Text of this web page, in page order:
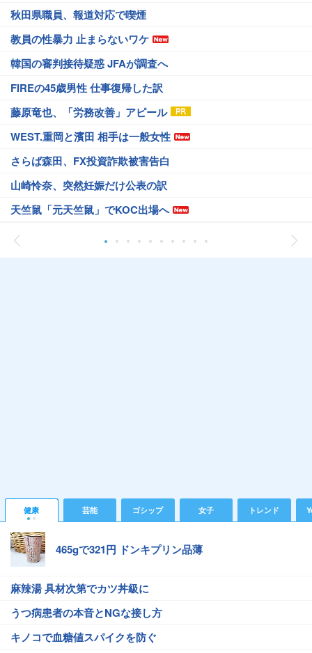
秋田県職員、報道対応で喫煙
教員の性暴力 止まらないワケ
韓国の審判接待疑惑 JFAが調査へ
FIREの45歳男性 仕事復帰した訳
藤原竜也、「労務改善」アピール
WEST.重岡と濱田 相手は一般女性
さらば森田、FX投資詐欺被害告白
山崎怜奈、突然妊娠だけ公表の訳
天竺鼠「元天竺鼠」でKOC出場へ
健康 芸能 ゴシップ 女子 トレンド
465gで321円 ドンキプリン品薄
麻辣湯 具材次第でカツ丼級に
うつ病患者の本音とNGな接し方
キノコで血糖値スパイクを防ぐ